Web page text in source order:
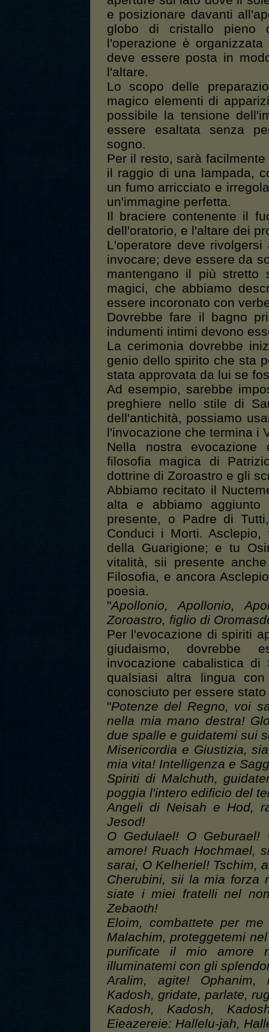
e posizionare davanti
globo di cristallo pieno
l'operazione è
deve essere posta in
l'altare.
Lo scopo delle
magico elementi di
possibile la tensione
essere esaltata senza
sogno.
Per il resto, sarà
il raggio di una lampada,
un fumo arricciato e
un'immagine perfetta.
Il braciere contenente il
dell'oratorio, e l'altare dei
L'operatore deve
invocare; deve essere da
mantengano il più stretto
magici, che abbiamo
essere incoronato con
Dovrebbe fare il bagno
indumenti intimi devono
La cerimonia dovrebbe
genio dello spirito che sta
stata approvata da lui se
Ad esempio, sarebbe
preghiere nello stile di
dell'antichità, possiamo
l'invocazione che termina i
Nella nostra
filosofia magica di
dottrine di Zoroastro e gli
Abbiamo recitato il
alta e abbiamo aggiunto
presente, o Padre di
Conduci i Morti.
della Guarigione; e tu
vitalità, sii presente
Filosofia, e ancora
poesia.
"Apollonio, Apollonio,
Zoroastro, figlio di
Per l'evocazione di spiriti
giudaismo, dovrebbe
invocazione cabalistica
qualsiasi altra lingua
conosciuto per essere
"Potenze del Regno, voi
nella mia mano destra!
due spalle e guidatemi sui
Misericordia e Giustizia,
mia vita! Intelligenza e
Spiriti di Malchuth,
poggia l'intero edificio del
Angeli di Neisah e Hod,
Jesod!
O Gedulael! O
amore! Ruach Hochmael,
sarai, O Kelheriel! Tschim,
Cherubini, sii la mia forza
siate i miei fratelli nel
Zebaoth!
Eloim, combattete per
Malachim, proteggetemi
purificate il mio amore
illuminatemi con gli
Aralim, agite!
Kadosh, gridate, parlate,
Kadosh, Kadosh,
Eieazereie: Hallelu-jah,